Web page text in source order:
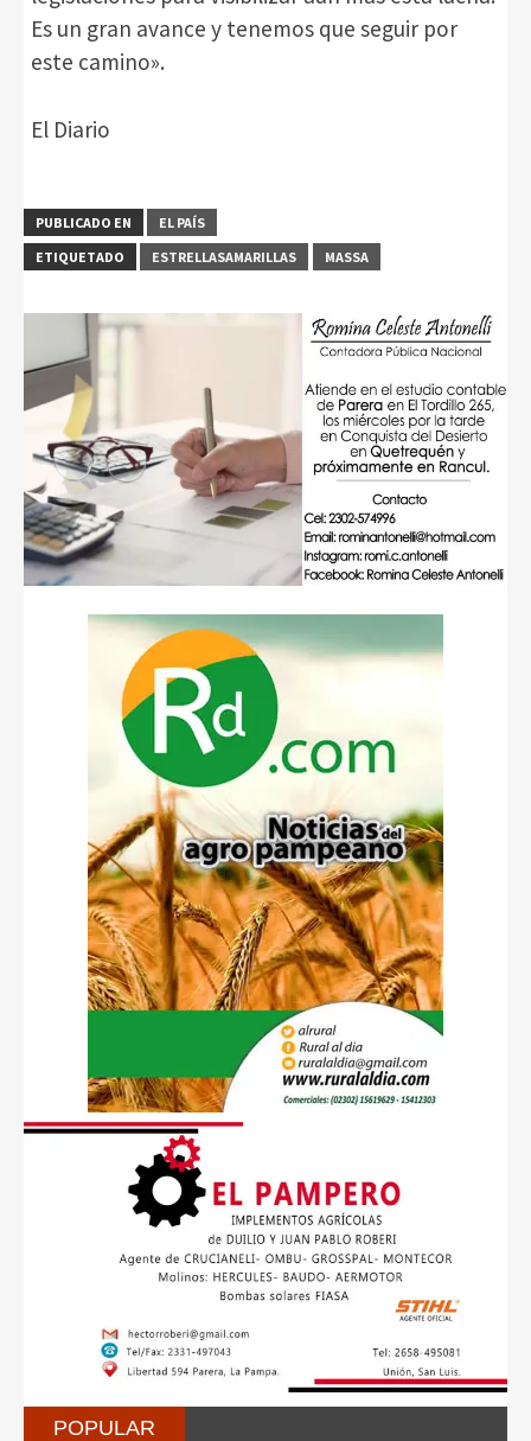
Es un gran avance y tenemos que seguir por
este camino».
El Diario
PUBLICADO EN
EL PAÍS
ETIQUETADO
ESTRELLASAMARILLAS MASSA
POPULAR